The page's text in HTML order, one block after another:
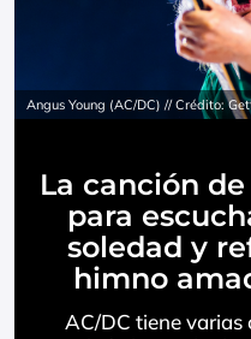
Angus Young (AC/DC) // Crédito:
La canción de
para
soledad y
himno
AC/DC tiene varias